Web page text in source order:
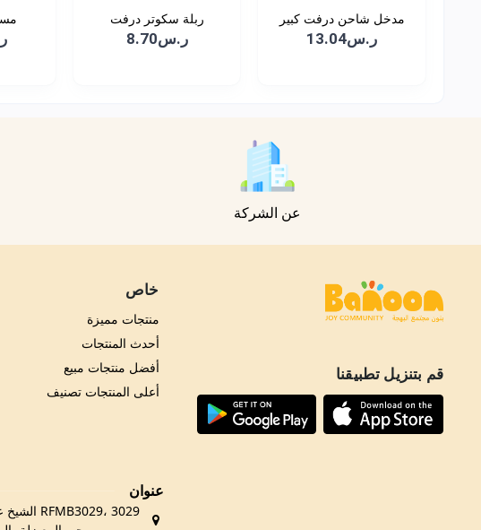
مدخل شاحن درفت كبير
ر.س13.04
ربلة سكوتر درفت
ر.س8.70
عن الشركة
قم بتنزيل تطبيقنا
خاص
منتجات مميزة
أحدث المنتجات
أفضل منتجات مبيع
أعلى المنتجات تصنيف
عنوان